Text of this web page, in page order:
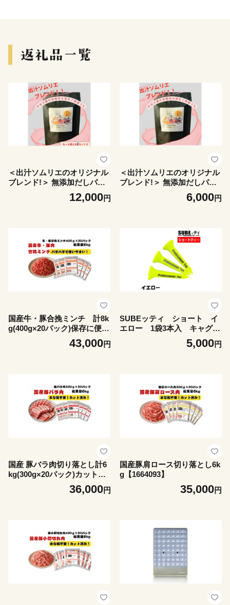
＜出汁ソムリエのオリジナル
ブレンド!＞ 無添加だしパッ
ク「誠-makoto-」2セット♪
12,000円
＜出汁ソムリエのオリジナル
ブレンド!＞ 無添加だしパッ
ク「誠-makoto-」【175892
6,000円
国産牛・豚合挽ミンチ 計8k
g(400g×20パック)保存に便利
なチャック付き【1664097】
43,000円
SUBEッティ ショート イ
エロー 1袋3本入 キャグ
飛んで曲がらない ゴルフ テ
5,000円
国産 豚バラ肉切り落とし計6
kg(300g×20パック)カット済
み、保存に便利な小分け、チ
ャック付き【1663993】
36,000円
国産豚肩ロース切り落とし6k
g【1664093】
35,000円